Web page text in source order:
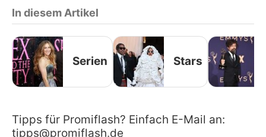
In diesem Artikel
Serien Stars
Tipps für Promiflash? Einfach E-Mail an:
tipps@promiflash.de